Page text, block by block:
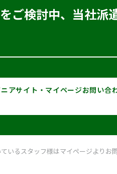
ご検討中、 当社派
アサイト・ マイページお問い合
いるスタッフ様はマイページよりお